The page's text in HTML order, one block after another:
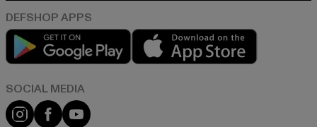
Play market
Instagram
FacebookYouTube